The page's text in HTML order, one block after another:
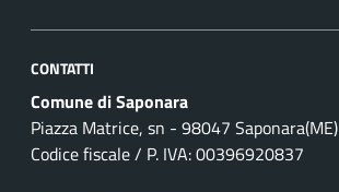
CONTATTI
Comune di Saponara
Piazza Matrice, sn - 98047 Saponara(ME)
Codice fiscale / P. IVA: 00396920837